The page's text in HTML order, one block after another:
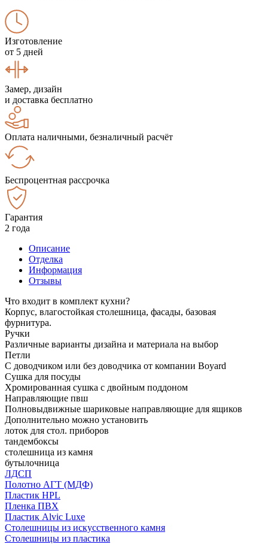
Изготовление
от 5 дней
Замер, дизайн
и доставка бесплатно
Оплата наличными, безналичный расчёт
Беспроцентная рассрочка
Гарантия
2 года
Описание
Отделка
Информация
Отзывы
Что входит в комплект кухни?
Корпус, влагостойкая столешница, фасады, базовая
фурнитура.
Ручки
Различные варианты дизайна и материала на выбор
Петли
С доводчиком или без доводчика от компании Boyard
Сушка для посуды
Хромированная сушка с двойным поддоном
Направляющие пвш
Полновыдвижные шариковые направляющие для ящиков
Дополнительно можно установить
лоток для стол. приборов
тандембоксы
столешница из камня
бутылочница
ЛДСП
Полотно АГТ (МДФ)
Пластик HPL
Пленка ПВХ
Пластик Alvic Luxe
Столешницы из искусственного камня
Столешницы из пластика